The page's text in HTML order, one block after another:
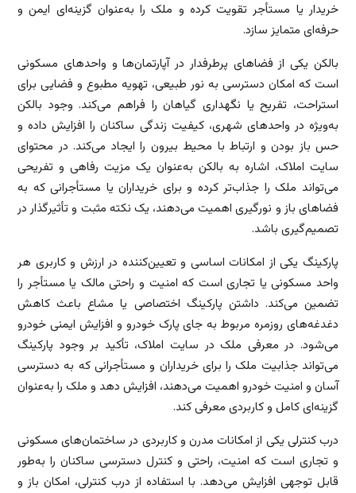
خریدار یا مستأجر تقویت کرده و ملک را به‌عنوان گزینه‌ای ایمن و
حرفه‌ای متمایز سازد.
بالکن یکی از فضاهای پرطرفدار در آپارتمان‌ها و واحدهای مسکونی
است که امکان دسترسی به نور طبیعی، تهویه مطبوع و فضایی برای
استراحت، تفریح یا نگهداری گیاهان را فراهم می‌کند. وجود بالکن
به‌ویژه در واحدهای شهری، کیفیت زندگی ساکنان را افزایش داده و
حس باز بودن و ارتباط با محیط بیرون را ایجاد می‌کند. در محتوای
سایت املاک، اشاره به بالکن به‌عنوان یک مزیت رفاهی و تفریحی
می‌تواند ملک را جذاب‌تر کرده و برای خریداران یا مستأجرانی که به
فضاهای باز و نورگیری اهمیت می‌دهند، یک نکته مثبت و تأثیرگذار در
تصمیم‌گیری باشد.
پارکینگ یکی از امکانات اساسی و تعیین‌کننده در ارزش و کاربری هر
واحد مسکونی یا تجاری است که امنیت و راحتی مالک یا مستأجر را
تضمین می‌کند. داشتن پارکینگ اختصاصی یا مشاع باعث کاهش
دغدغه‌های روزمره مربوط به جای پارک خودرو و افزایش ایمنی خودرو
می‌شود. در معرفی ملک در سایت املاک، تأکید بر وجود پارکینگ
می‌تواند جذابیت ملک را برای خریداران و مستأجرانی که به دسترسی
آسان و امنیت خودرو اهمیت می‌دهند، افزایش دهد و ملک را به‌عنوان
گزینه‌ای کامل و کاربردی معرفی کند.
درب کنترلی یکی از امکانات مدرن و کاربردی در ساختمان‌های مسکونی
و تجاری است که امنیت، راحتی و کنترل دسترسی ساکنان را به‌طور
قابل توجهی افزایش می‌دهد. با استفاده از درب کنترلی، امکان باز و